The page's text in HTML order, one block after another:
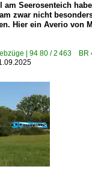
am Seerosenteich
zwar nicht
Hier ein Averio von
| 94 80 / 2 463 BR